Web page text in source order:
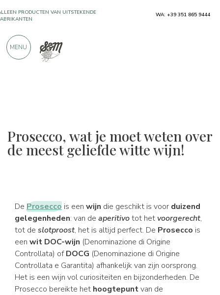
Prosecco, wat je moet weten over
de meest geliefde witte wijn!
De Prosecco is een wijn die geschikt is voor duizend
gelegenheden: van de aperitivotot hetvoorgerecht,
tot de slotproost, het is altijd perfect. De Prosecco is
een wit DOC-wijn (Denominazione di Origine
Controllata) ofDOCG (Denominazione di Origine
Controllata e Garantita) afhankelijk van zijn oorsprong.
Het is een wijn vol curiositeiten en bijzonderheden. De
Prosecco bereikte het hoogtepuntvan de
PRODUCTEN VAN UITSTEKENDE
DAN 900 POSITIEVE RECENSIES
WA: +39 351 865 9444
MENU